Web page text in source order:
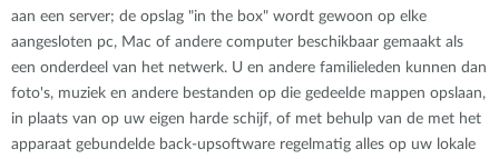
aan een server; de opslag "in the box" wordt gewoon op elke
aangesloten pc, Mac of andere computer beschikbaar gemaakt als
een onderdeel van het netwerk. U en andere familieleden kunnen dan
foto's, muziek en andere bestanden op die gedeelde mappen opslaan,
in plaats van op uw eigen harde schijf, of met behulp van de met het
apparaat gebundelde back-upsoftware regelmatig alles op uw lokale